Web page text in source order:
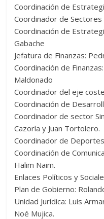
Coordinación de
Coordinador de
Coordinación de
Gabache
Jefatura de Finanzas:
Coordinación de
Maldonado
Coordinador del eje
Coordinación de
Coordinador de sector
Cazorla y Juan Tortolero.
Coordinador de
Coordinación de
Halim Naim.
Enlaces Políticos y
Plan de Gobierno:
Unidad Jurídica: Luis
Noé Mujica.